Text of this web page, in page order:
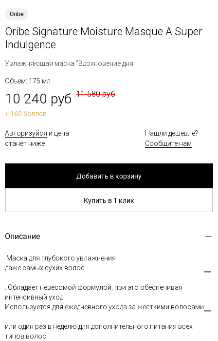
Oribe
Oribe Signature Moisture Masque A Super
Indulgence
Увлажняющая маска "Вдохновение дня"
Объем: 175 мл
10 240 руб 11 580 руб
+ 160 баллов
Авторизуйся и цена
станет ниже
Нашли дешевле?
Сообщите нам
Добавить в корзину
Купить в 1 клик
Описание
Маска для глубокого увлажнения
даже самых сухих волос
. Обладает невесомой формулой, при это обеспечивая
интенсивный уход.
Используется для ежедневного ухода за жесткими волосами
или один раз в неделю для дополнительного питания всех
типов волос.